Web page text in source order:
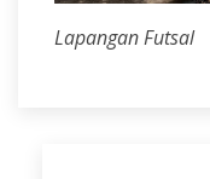
Lapangan Futsal